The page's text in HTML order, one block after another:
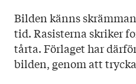
Bilden känns
tid. Rasisterna skriker
tårta. Förlaget har
bilden, genom att